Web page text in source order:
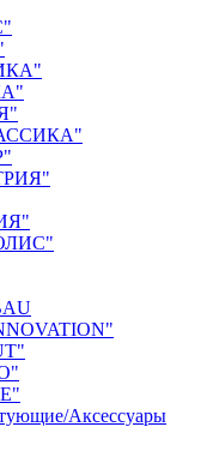
Аксессуары